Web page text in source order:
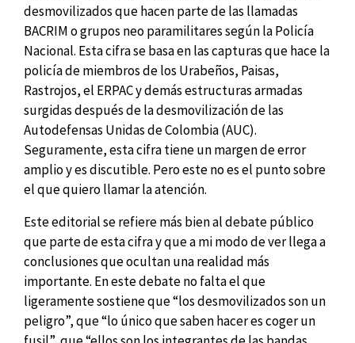
desmovilizados que hacen parte de las llamadas
BACRIM o grupos neo paramilitares según la Policía
Nacional. Esta cifra se basa en las capturas que hace la
policía de miembros de los Urabeños, Paisas,
Rastrojos, el ERPAC y demás estructuras armadas
surgidas después de la desmovilización de las
Autodefensas Unidas de Colombia (AUC).
Seguramente, esta cifra tiene un margen de error
amplio y es discutible. Pero este no es el punto sobre
el que quiero llamar la atención.
Este editorial se refiere más bien al debate público
que parte de esta cifra y que a mi modo de ver llega a
conclusiones que ocultan una realidad más
importante. En este debate no falta el que
ligeramente sostiene que “los desmovilizados son un
peligro”, que “lo único que saben hacer es coger un